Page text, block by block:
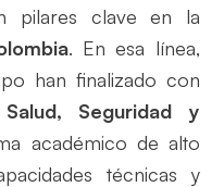
pilares clave en la
. En esa línea,
han finalizado con
Seguridad y
académico de alto
técnicas y